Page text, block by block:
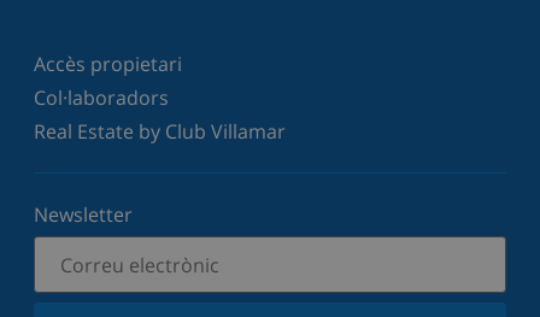
Accès propietari
Col·laboradors
Real Estate by Club Villamar
Newsletter